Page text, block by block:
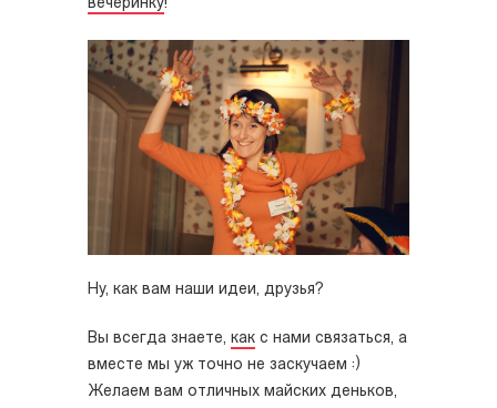
вечеринку!
Ну, как вам наши идеи, друзья?
Вы всегда знаете, как с нами связаться, а
вместе мы уж точно не заскучаем :)
Желаем вам отличных майских деньков,